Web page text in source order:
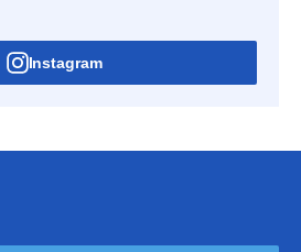
Instagram